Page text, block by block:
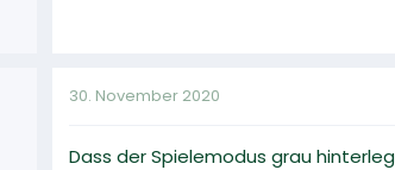
30. November 2020
Dass der Spielemodus grau